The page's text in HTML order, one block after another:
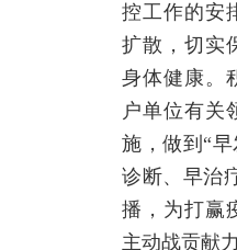
控工作的安
扩散，切实
身体健康。
户单位有关
施，做到 “
诊断、早治
播，为打赢
主动战贡献力